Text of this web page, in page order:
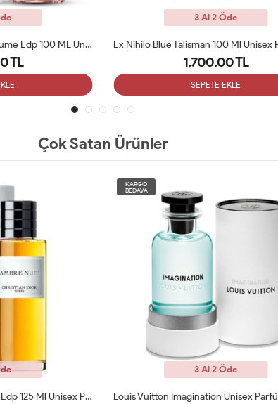
Guerlain Cherry Oud Perfume Edp 100 ML Unisex Parfüm ARC
TL
3 Al 2 Öde
1,700.00 TL
SEPETE EKLE
Çok Satan Ürünler
Christian Dior Ambre Nuit Edp 125 Ml Unisex Parfüm ARC
KARGO
BEDAVA
3 Al 2 Öde
Louis Vuitton Imagination Unisex